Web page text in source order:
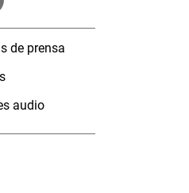
de prensa
audio